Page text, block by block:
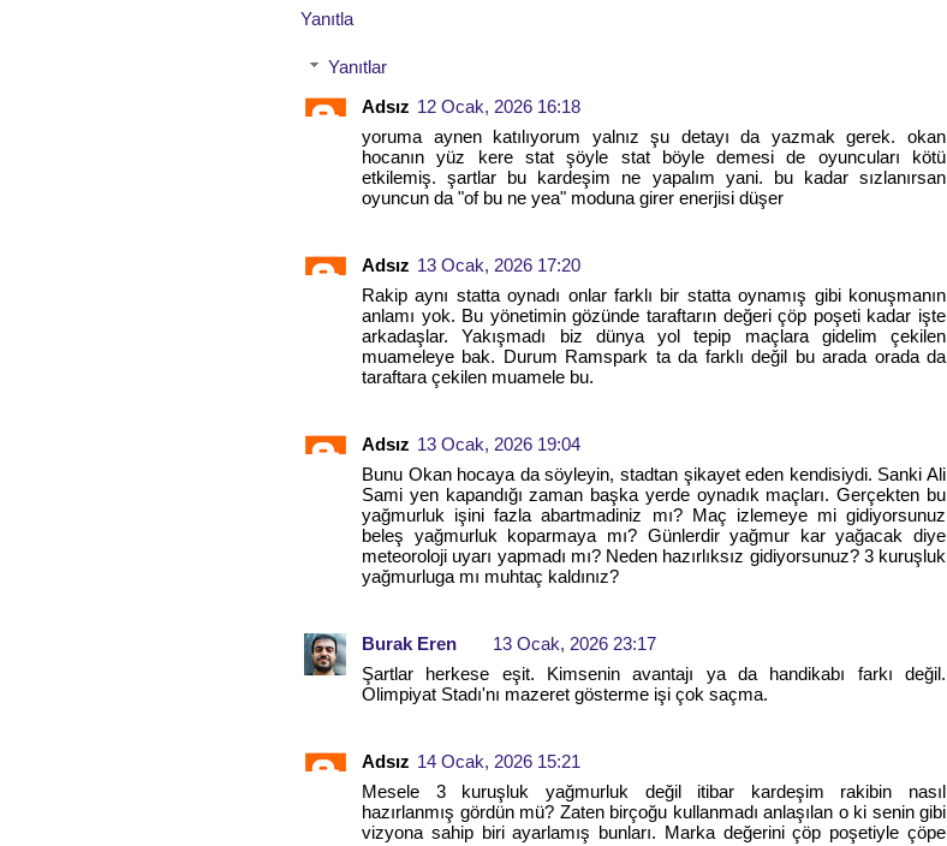
Yanıtla
Yanıtlar
Adsız 12 Ocak, 2026 16:18
yoruma aynen katılıyorum yalnız şu detayı da yazmak gerek. okan
hocanın yüz kere stat şöyle stat böyle demesi de oyuncuları kötü
etkilemiş. şartlar bu kardeşim ne yapalım yani. bu kadar sızlanırsan
oyuncun da "of bu ne yea" moduna girer enerjisi düşer
Adsız 13 Ocak, 2026 17:20
Rakip aynı statta oynadı onlar farklı bir statta oynamış gibi konuşmanın
anlamı yok. Bu yönetimin gözünde taraftarın değeri çöp poşeti kadar işte
arkadaşlar. Yakışmadı biz dünya yol tepip maçlara gidelim çekilen
muameleye bak. Durum Ramspark ta da farklı değil bu arada orada da
taraftara çekilen muamele bu.
Adsız 13 Ocak, 2026 19:04
Bunu Okan hocaya da söyleyin, stadtan şikayet eden kendisiydi. Sanki Ali
Sami yen kapandığı zaman başka yerde oynadık maçları. Gerçekten bu
yağmurluk işini fazla abartmadiniz mı? Maç izlemeye mi gidiyorsunuz
beleş yağmurluk koparmaya mı? Günlerdir yağmur kar yağacak diye
meteoroloji uyarı yapmadı mı? Neden hazırlıksız gidiyorsunuz? 3 kuruşluk
yağmurluga mı muhtaç kaldınız?
Burak Eren
13 Ocak, 2026 23:17
Şartlar herkese eşit. Kimsenin avantajı ya da handikabı farkı değil.
Olimpiyat Stadı'nı mazeret gösterme işi çok saçma.
Adsız 14 Ocak, 2026 15:21
Mesele 3 kuruşluk yağmurluk değil itibar kardeşim rakibin nasıl
hazırlanmış gördün mü? Zaten birçoğu kullanmadı anlaşılan o ki senin gibi
vizyona sahip biri ayarlamış bunları. Marka değerini çöp poşetiyle çöpe